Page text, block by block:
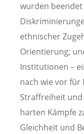
wurden
ethnischer
Orientierung;
Institutionen –
nach wie vor für
Straffreiheit
harten Kämpfe
Gleichheit und